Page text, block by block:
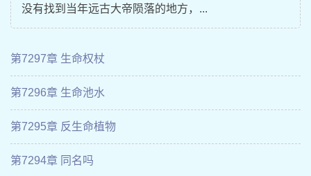
没有找到当年远古大帝陨落的地方，...
第7297章 生命权杖
第7296章 生命池水
第7295章 反生命植物
第7294章 同名吗